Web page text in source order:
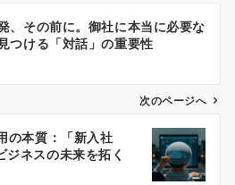
、その前に。御社に本当に必要な
つける「対話」の重要性
次のページへ
の本質：「新入社
ジネスの未来を拓く